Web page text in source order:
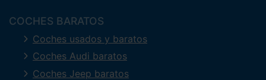
COCHES BARATOS
Coches usados y baratos
Coches Audi baratos
Coches Jeep baratos